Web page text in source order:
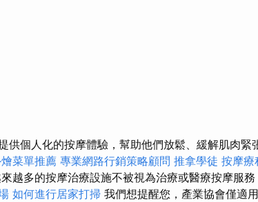
供個人化的按摩體驗，幫助他們放鬆、緩解肌肉緊
菜單推薦 專業網路行銷策略顧問 推拿學徒 按摩療
越多的按摩治療設施不被視為治療或醫療按摩服務
如何進行居家打掃 我們想提醒您，產業協會僅適